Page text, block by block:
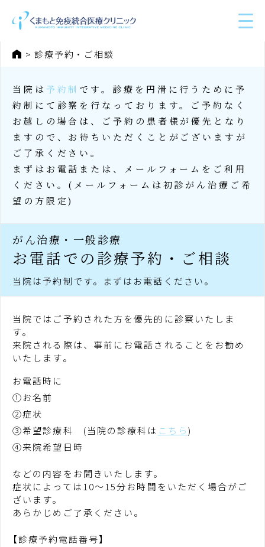
ホーム
診療予約・ご相談
当院は予約制 です。診療を円滑に行うために予
約制にて診察を行なっております。ご予約なく
お越しの場合は、 ご予約の患者様が優先となり
ますので、お待ちいただくことがございますが
ご了承ください。
まずはお電話または、メールフォームをご利用
ください。(メールフォームは初診がん治療ご希
望の方限定)
がん治療・一般診療
お電話での診療予約・ご相談
当院は予約制です。 まずはお電話ください。
当院ではご予約された方を優先的に診察いたしま
す。
来院される際は、事前にお電話されることをお勧め
いたします。
お電話時に
①お名前
②症状
③希望診療科 (当院の診療科は こちら)
④来院希望日時
などの内容をお聞きいたします。
症状によっては10〜15分お時間をいただく場合がご
ざいます。
あらかじめご了承ください。
【診療予約電話番号】